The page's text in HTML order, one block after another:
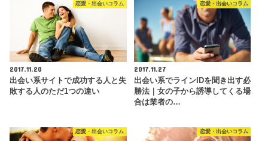
恋愛・出会いコラム
2017.11.20
出会い系サイトで成功する人と失
敗する人のただ1つの違い
恋愛・出会いコラム
2017.11.27
出会い系でラインIDを聞き出す必
勝法｜女の子から誘導してくる場
合は業者の…
恋愛・出会いコラム 恋愛・出会いコラム